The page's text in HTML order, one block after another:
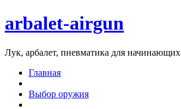
arbalet-airgun
Лук, арбалет, пневматика для начинающих
Главная
Выбор оружия